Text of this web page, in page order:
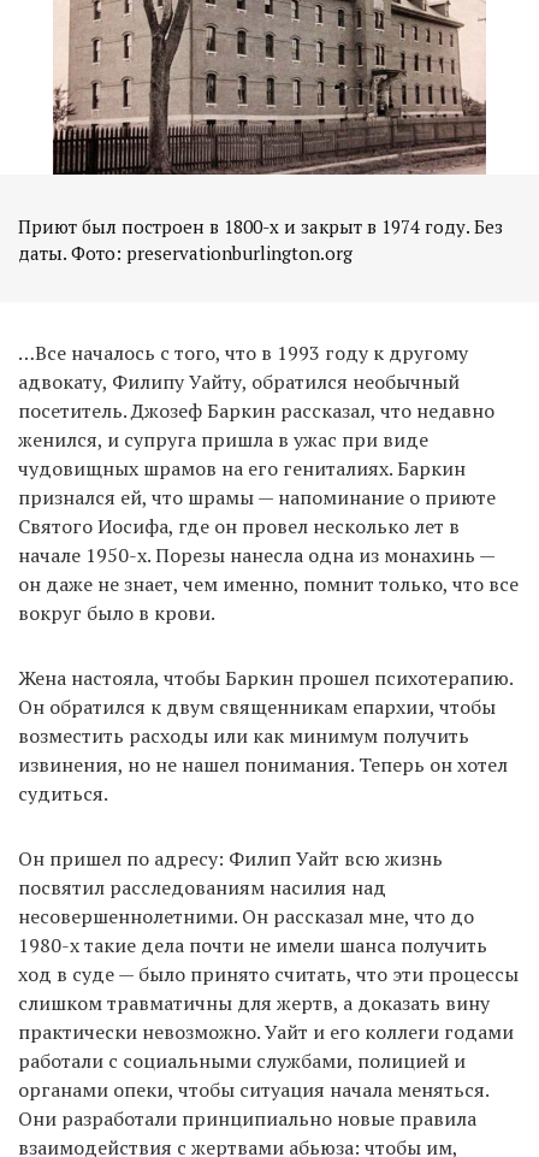
Приют был построен в 1800-х и закрыт в 1974 году. Без
даты. Фото: preservationburlington.org
…Все началось с того, что в 1993 году к другому
адвокату, Филипу Уайту, обратился необычный
посетитель. Джозеф Баркин рассказал, что недавно
женился, и супруга пришла в ужас при виде
чудовищных шрамов на его гениталиях. Баркин
признался ей, что шрамы — напоминание о приюте
Святого Иосифа, где он провел несколько лет в
начале 1950-х. Порезы нанесла одна из монахинь —
он даже не знает, чем именно, помнит только, что все
вокруг было в крови.
Жена настояла, чтобы Баркин прошел психотерапию.
Он обратился к двум священникам епархии, чтобы
возместить расходы или как минимум получить
извинения, но не нашел понимания. Теперь он хотел
судиться.
Он пришел по адресу: Филип Уайт всю жизнь
посвятил расследованиям насилия над
несовершеннолетними. Он рассказал мне, что до
1980-х такие дела почти не имели шанса получить
ход в суде — было принято считать, что эти процессы
слишком травматичны для жертв, а доказать вину
практически невозможно. Уайт и его коллеги годами
работали с социальными службами, полицией и
органами опеки, чтобы ситуация начала меняться.
Они разработали принципиально новые правила
взаимодействия с жертвами абьюза: чтобы им,